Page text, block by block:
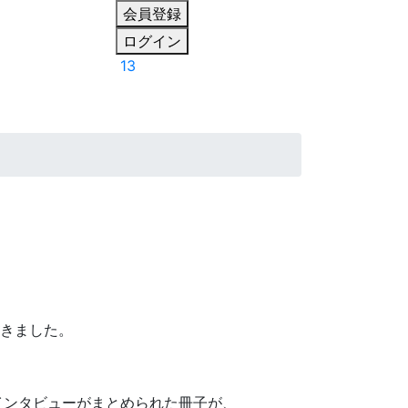
会員登録
ログイン
13
ました。
タビューがまとめられた冊子が、